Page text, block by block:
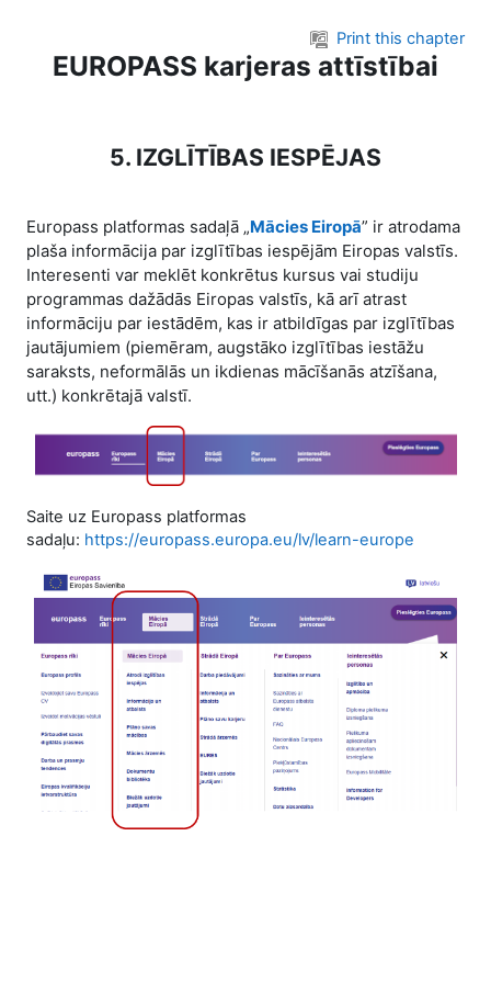
Print this chapter
EUROPASS karjeras attīstībai
5. IZGLĪTĪBAS IESPĒJAS
Europass platformas sadaļā „Mācies Eiropā” ir atrodama
plaša informācija par izglītības iespējām Eiropas valstīs.
Interesenti var meklēt konkrētus kursus vai studiju
programmas dažādās Eiropas valstīs, kā arī atrast
informāciju par iestādēm, kas ir atbildīgas par izglītības
jautājumiem (piemēram, augstāko izglītības iestāžu
saraksts, neformālās un ikdienas mācīšanās atzīšana,
utt.) konkrētajā valstī.
Saite uz Europass platformas
sadaļu: https://europass.europa.eu/lv/learn-europe